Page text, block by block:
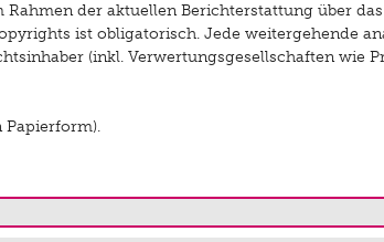
der aktuellen Berichterstattung über
ist obligatorisch. Jede weitergehende
(inkl. Verwertungsgesellschaften wie
Papierform).